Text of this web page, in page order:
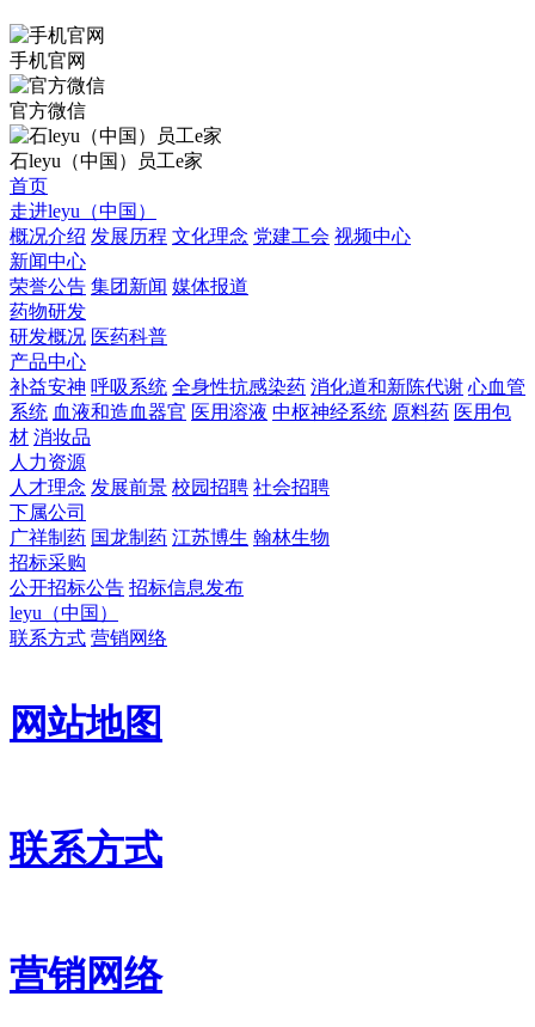
手机官网
官方微信
石leyu（中国）员工e家
首页
走进leyu（中国）
概况介绍 发展历程 文化理念 党建工会 视频中心
新闻中心
荣誉公告 集团新闻 媒体报道
药物研发
研发概况 医药科普
产品中心
补益安神 呼吸系统 全身性抗感染药 消化道和新陈代谢 心血管
系统 血液和造血器官 医用溶液 中枢神经系统 原料药 医用包
材 消妆品
人力资源
人才理念 发展前景 校园招聘 社会招聘
下属公司
广祥制药 国龙制药 江苏博生 翰林生物
招标采购
公开招标公告 招标信息发布
leyu（中国）
联系方式 营销网络
网站地图
联系方式
营销网络